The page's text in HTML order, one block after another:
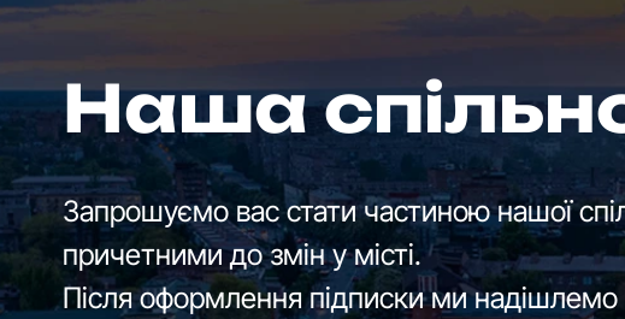
Наша
Запрошуємо вас стати частиною нашої
причетними до змін у місті.
Після оформлення підписки ми